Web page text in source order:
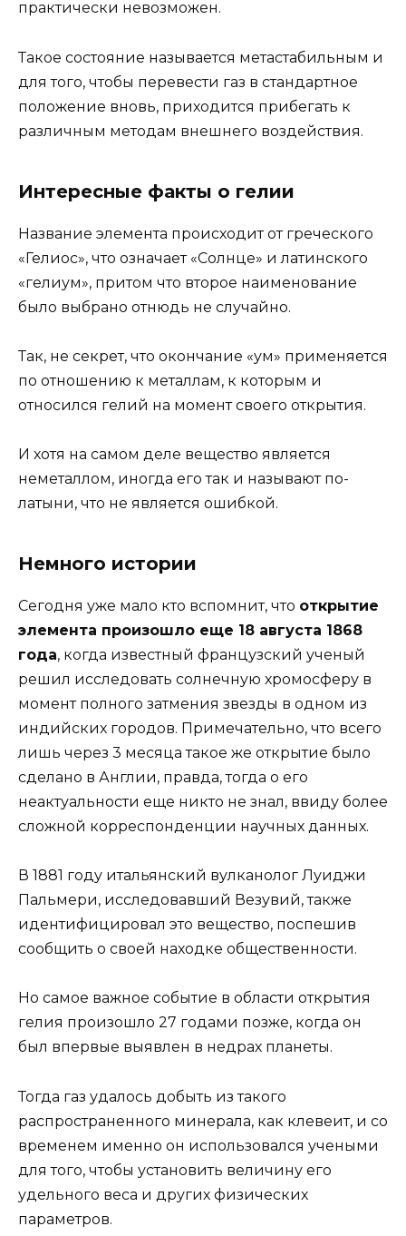
практически невозможен.
Такое состояние называется метастабильным и
для того, чтобы перевести газ в стандартное
положение вновь, приходится прибегать к
различным методам внешнего воздействия.
Интересные факты о гелии
Название элемента происходит от греческого
«Гелиос», что означает «Солнце» и латинского
«гелиум», притом что второе наименование
было выбрано отнюдь не случайно.
Так, не секрет, что окончание «ум» применяется
по отношению к металлам, к которым и
относился гелий на момент своего открытия.
И хотя на самом деле вещество является
неметаллом, иногда его так и называют по-
латыни, что не является ошибкой.
Немного истории
Сегодня уже мало кто вспомнит, что открытие
элемента произошло еще 18 августа 1868
года, когда известный французский ученый
решил исследовать солнечную хромосферу в
момент полного затмения звезды в одном из
индийских городов. Примечательно, что всего
лишь через 3 месяца такое же открытие было
сделано в Англии, правда, тогда о его
неактуальности еще никто не знал, ввиду более
сложной корреспонденции научных данных.
В 1881 году итальянский вулканолог Луиджи
Пальмери, исследовавший Везувий, также
идентифицировал это вещество, поспешив
сообщить о своей находке общественности.
Но самое важное событие в области открытия
гелия произошло 27 годами позже, когда он
был впервые выявлен в недрах планеты.
Тогда газ удалось добыть из такого
распространенного минерала, как клевеит, и со
временем именно он использовался учеными
для того, чтобы установить величину его
удельного веса и других физических
параметров.